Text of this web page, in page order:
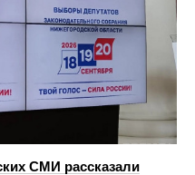
СМИ рассказали